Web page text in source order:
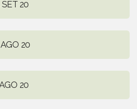
20
20
20